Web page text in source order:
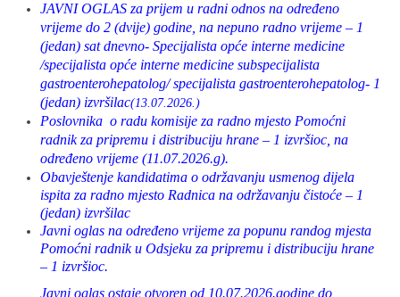
JAVNI OGLAS za prijem u radni odnos na određeno
vrijeme do 2 (dvije) godine, na nepuno radno vrijeme – 1
(jedan) sat dnevno- Specijalista opće interne medicine
/specijalista opće interne medicine subspecijalista
gastroenterohepatolog/ specijalista gastroenterohepatolog- 1
(jedan) izvršilac(13.07.2026.)
Poslovnika o radu komisije za radno mjesto Pomoćni
radnik za pripremu i distribuciju hrane – 1 izvršioc, na
određeno vrijeme (11.07.2026.g).
Obavještenje kandidatima o održavanju usmenog dijela
ispita za radno mjesto Radnica na održavanju čistoće – 1
(jedan) izvršilac
Javni oglas na određeno vrijeme za popunu randog mjesta
Pomoćni radnik u Odsjeku za pripremu i distribuciju hrane
– 1 izvršioc.
Javni oglas ostaje otvoren od 10.07.2026.godine do